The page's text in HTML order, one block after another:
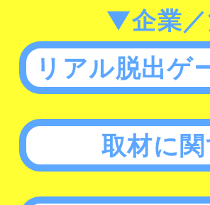
▼企業／
リアル脱出ゲ
取材に